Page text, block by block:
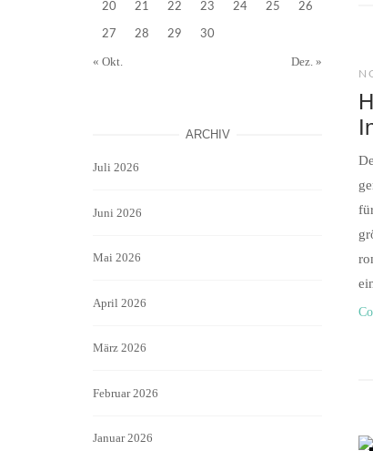
20 21 22 23 24 25 26
27 28 29 30
« Okt. Dez. »
ARCHIV
Juli 2026
Juni 2026
Mai 2026
April 2026
März 2026
Februar 2026
Januar 2026